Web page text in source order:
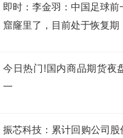
即时：李金羽：中国足球前
窟窿里了，目前处于恢复期
今日热门!国内商品期货夜
一
振芯科技：累计回购公司股